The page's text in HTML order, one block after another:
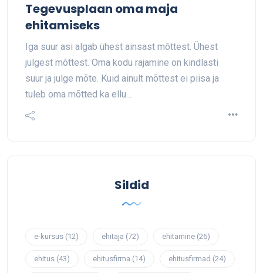
Tegevusplaan oma maja
ehitamiseks
Iga suur asi algab ühest ainsast mõttest. Ühest
julgest mõttest. Oma kodu rajamine on kindlasti
suur ja julge mõte. Kuid ainult mõttest ei piisa ja
tuleb oma mõtted ka ellu…
Sildid
e-kursus (12) ehitaja (72) ehitamine (26)
ehitus (43) ehitusfirma (14) ehitusfirmad (24)